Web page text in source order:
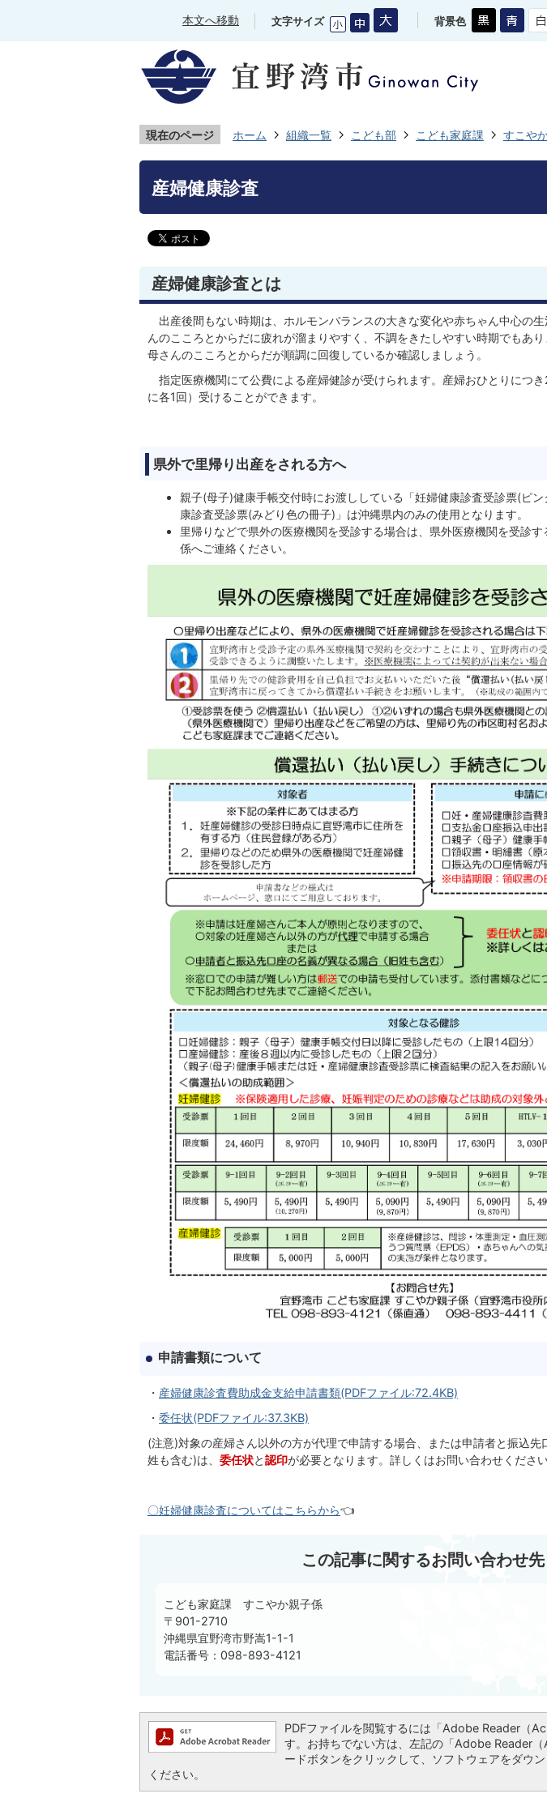
本文へ移動 文字サイズ 背景色
現在のページ ホーム 組織一覧 こども部 こども家庭課 すこや
産婦健康診査
産婦健康診査とは
出産後間もない時期は、ホルモンバランスの大きな変化や赤ちゃん中心の
んのこころとからだに疲れが溜まりやすく、不調をきたしやすい時期でもあ
母さんのこころとからだが順調に回復しているか確認しましょう。
指定医療機関にて公費による産婦健診が受けられます。産婦おひとりにつ
に各1回）受けることができます。
県外で里帰り出産をされる方へ
親子(母子)健康手帳交付時にお渡ししている「妊婦健康診査受診票(ピ
康診査受診票(みどり色の冊子)」は沖縄県内のみの使用となります。
里帰りなどで県外の医療機関を受診する場合は、県外医療機関を受診
係へご連絡ください。
申請書類について
・ 産婦健康診査費助成金支給申請書類(PDFファイル:72.4KB)
・ 委任状(PDFファイル:37.3KB)
(注意)対象の産婦さん以外の方が代理で申請する場合、または申請者と振込先
姓も含む)は、 委任状と認印が必要となります。詳しくはお問い合わせください
〇妊婦健康診査についてはこちらから👈
この記事に関するお問い合わせ先
こども家庭課 すこやか親子係
〒901-2710
沖縄県宜野湾市野嵩1-1-1
電話番号：098-893-4121
PDFファイルを閲覧するには「Adobe Reader（
す。お持ちでない方は、左記の「Adobe Reader
ードボタンをクリックして、ソフトウェアをダウ
ください。